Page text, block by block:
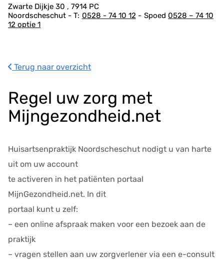
A
d
r
g
g
e
v
n
Zwarte Dijkje 30
7914 PC
Noordscheschut
0528 - 74 10 12 Spoed 0528 – 74 10
12 optie 1
Terug naar overzicht
Regel uw zorg met
Mijngezondheid.net
Huisartsenpraktijk Noordscheschut nodigt u van harte
uit om uw account
te activeren in het patiënten portaal
MijnGezondheid.net. In dit
portaal kunt u zelf:
– een online afspraak maken voor een bezoek aan de
praktijk
– vragen stellen aan uw zorgverlener via een e-consult